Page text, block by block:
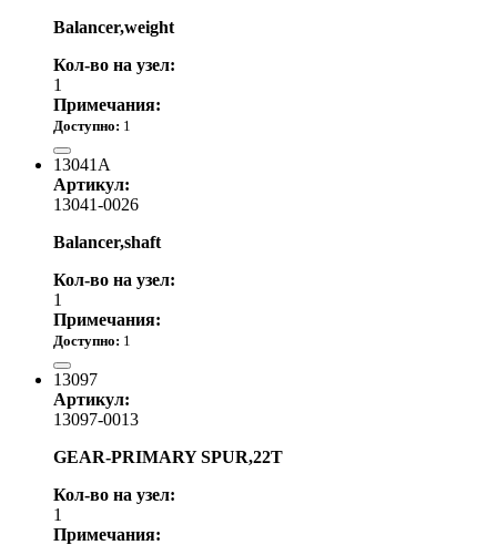
Balancer,weight
Кол-во на узел:
1
Примечания:
Доступно: 1
13041A
Артикул:
13041-0026
Balancer,shaft
Кол-во на узел:
1
Примечания:
Доступно: 1
13097
Артикул:
13097-0013
GEAR-PRIMARY SPUR,22T
Кол-во на узел:
1
Примечания: